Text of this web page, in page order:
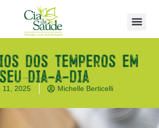
dos temperos em
seu dia-a-dia
11, 2025 Michelle Berticelli